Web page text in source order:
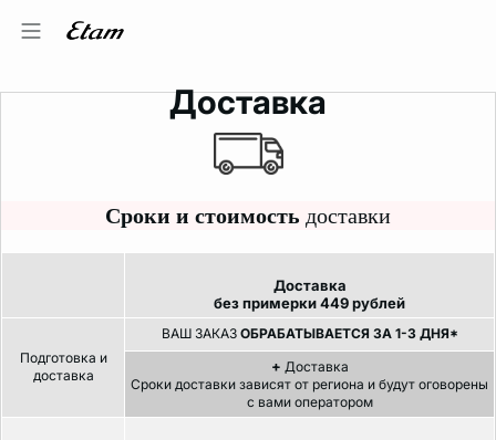
Доставка
Сроки и стоимость доставки
Доставка
без примерки 449 рублей
Подготовка и
доставка
ВАШ ЗАКАЗ ОБРАБАТЫВАЕТСЯ ЗА 1-3 ДНЯ*
+ Доставка
Сроки доставки зависят от региона и будут оговорены
с вами оператором